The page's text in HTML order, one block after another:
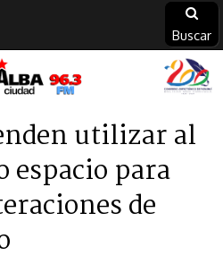
Buscar
utilizar al
espacio para
de